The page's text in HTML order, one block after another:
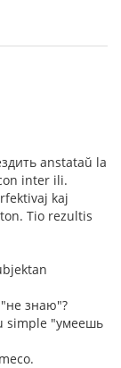
anstataŭ la
inter ili.
kaj
Tio rezultis
знаю"?
simple "умеешь